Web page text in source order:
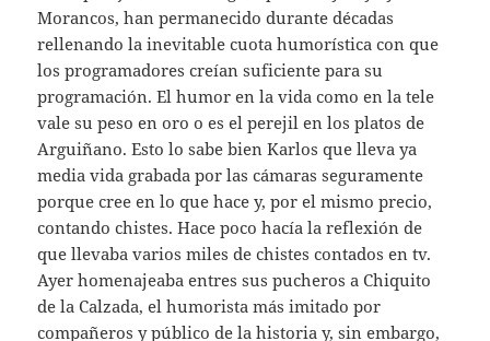
Morancos, han permanecido durante décadas
rellenando la inevitable cuota humorística con que
los programadores creían suficiente para su
programación. El humor en la vida como en la tele
vale su peso en oro o es el perejil en los platos de
Arguiñano. Esto lo sabe bien Karlos que lleva ya
media vida grabada por las cámaras seguramente
porque cree en lo que hace y, por el mismo precio,
contando chistes. Hace poco hacía la reflexión de
que llevaba varios miles de chistes contados en tv.
Ayer homenajeaba entres sus pucheros a Chiquito
de la Calzada, el humorista más imitado por
compañeros y público de la historia y, sin embargo,